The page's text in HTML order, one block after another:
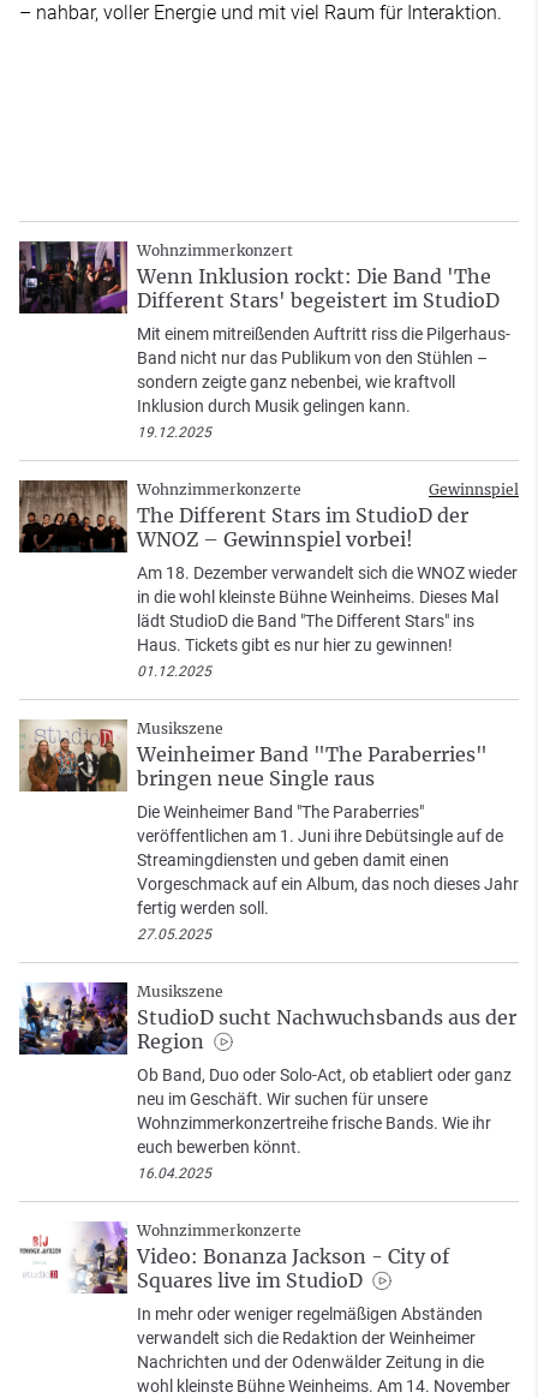
– nahbar, voller Energie und mit viel Raum für Interaktion.
Wohnzimmerkonzert
Wenn Inklusion rockt: Die Band 'The
Different Stars' begeistert im StudioD
Mit einem mitreißenden Auftritt riss die Pilgerhaus-
Band nicht nur das Publikum von den Stühlen –
sondern zeigte ganz nebenbei, wie kraftvoll
Inklusion durch Musik gelingen kann.
19.12.2025
Wohnzimmerkonzerte Gewinnspiel
The Different Stars im StudioD der
WNOZ – Gewinnspiel vorbei!
Am 18. Dezember verwandelt sich die WNOZ wieder
in die wohl kleinste Bühne Weinheims. Dieses Mal
lädt StudioD die Band "The Different Stars" ins
Haus. Tickets gibt es nur hier zu gewinnen!
01.12.2025
Musikszene
Weinheimer Band "The Paraberries"
bringen neue Single raus
Die Weinheimer Band "The Paraberries"
veröffentlichen am 1. Juni ihre Debütsingle auf de
Streamingdiensten und geben damit einen
Vorgeschmack auf ein Album, das noch dieses Jahr
fertig werden soll.
27.05.2025
Musikszene
StudioD sucht Nachwuchsbands aus der
Region
Ob Band, Duo oder Solo-Act, ob etabliert oder ganz
neu im Geschäft. Wir suchen für unsere
Wohnzimmerkonzertreihe frische Bands. Wie ihr
euch bewerben könnt.
16.04.2025
Wohnzimmerkonzerte
Video: Bonanza Jackson - City of
Squares live im StudioD
In mehr oder weniger regelmäßigen Abständen
verwandelt sich die Redaktion der Weinheimer
Nachrichten und der Odenwälder Zeitung in die
wohl kleinste Bühne Weinheims. Am 14. November